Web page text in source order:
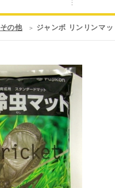
その他 ジャンボ リンリンマ